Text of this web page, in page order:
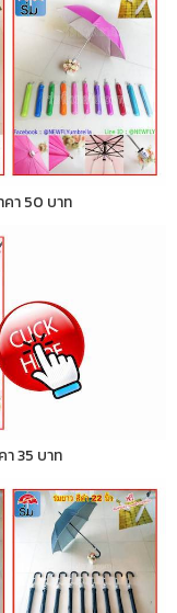
คา 50 บาท
า 35 บาท